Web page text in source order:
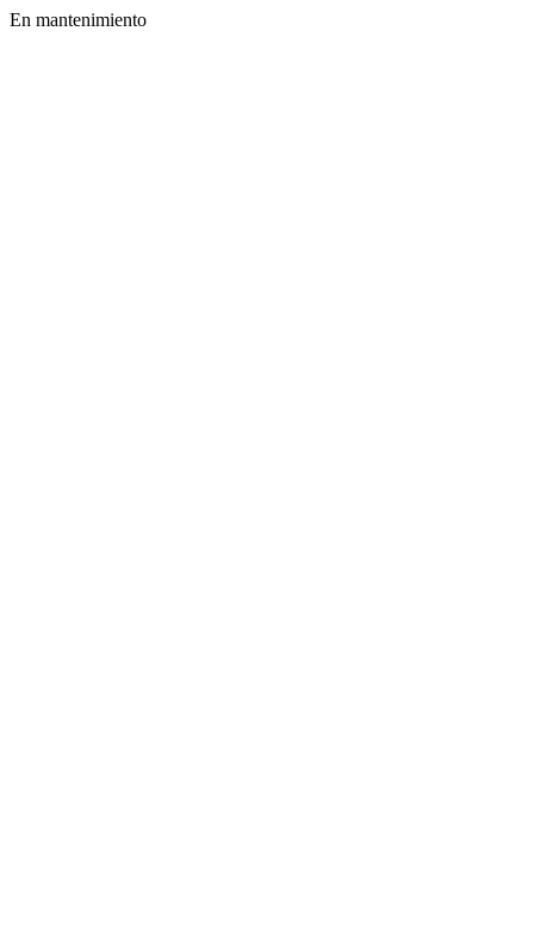
En mantenimiento